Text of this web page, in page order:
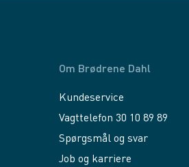
Om Brødrene Dahl
Kundeservice
Vagttelefon 30 10 89 89
Spørgsmål og svar
Job og karriere